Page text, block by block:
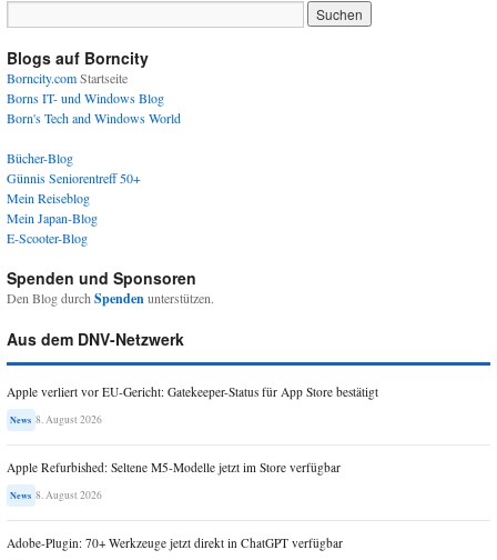
Blogs auf Borncity
Borncity.comStartseite
Borns IT- und Windows Blog
Born's Tech and Windows World
Bücher-Blog
Günnis Seniorentreff 50+
Mein Reiseblog
Mein Japan-Blog
E-Scooter-Blog
Spenden und Sponsoren
Den Blog durchSpendenunterstützen.
Aus dem DNV-Netzwerk
Apple verliert vor EU-Gericht: Gatekeeper-Status für App Store bestätigt
News 8. August 2026
Apple Refurbished: Seltene M5-Modelle jetzt im Store verfügbar
News 8. August 2026
Adobe-Plugin: 70+ Werkzeuge jetzt direkt in ChatGPT verfügbar